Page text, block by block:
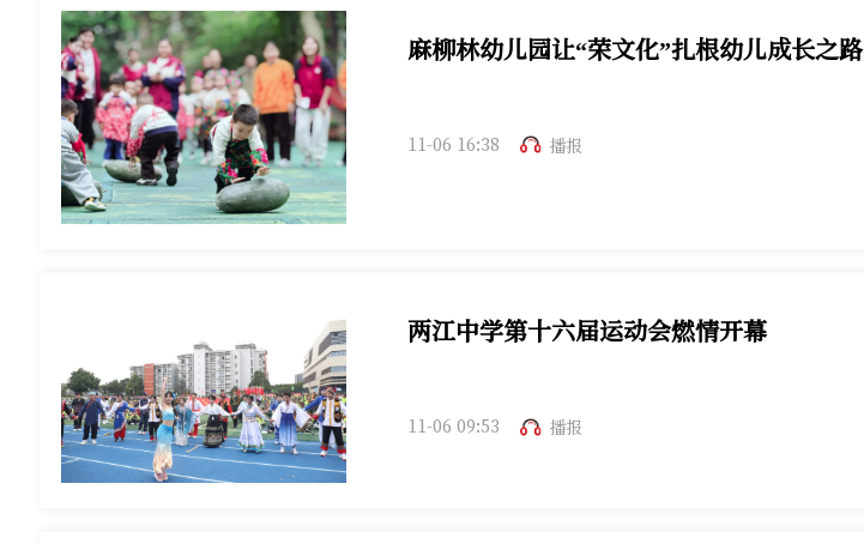
麻柳林幼儿园让“荣文化”扎根幼儿成长之路
11-06 16:38 播报
两江中学第十六届运动会燃情开幕
11-06 09:53 播报